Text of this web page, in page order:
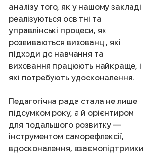
аналізу того, як у нашому закладі
реалізуються освітні та
управлінські процеси, як
розвиваються вихованці, які
підходи до навчання та
виховання працюють найкраще, і
які потребують удосконалення.
Педагогічна рада стала не лише
підсумком року, а й орієнтиром
для подальшого розвитку —
інструментом саморефлексії,
вдосконалення, взаємопідтримки